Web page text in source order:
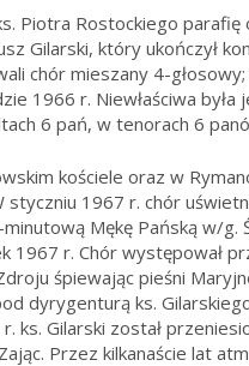
Piotra Rostockiego parafię
Gilarski, który ukończył
chór mieszany 4-
1966 r. Niewłaściwa była
6 pań, w tenorach 6
kościele oraz w
1967 r. chór
Mękę Pańską w/g.
1967 r. Chór występował
śpiewając pieśni
dyrygenturą ks.
ks. Gilarski został
Przez kilkanaście lat